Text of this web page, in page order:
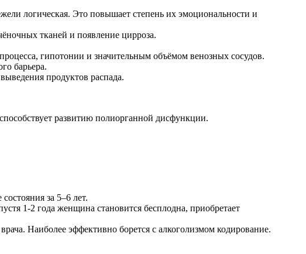
логическая. Это повышает степень их эмоциональности и
тканей и появление цирроза.
гипотонии и значительным объёмом венозных сосудов.
барьера.
продуктов распада.
развитию полиорганной дисфункции.
за 5–6 лет.
1-2 года женщина становится бесплодна, приобретает
Наиболее эффективно борется с алкоголизмом кодирование.